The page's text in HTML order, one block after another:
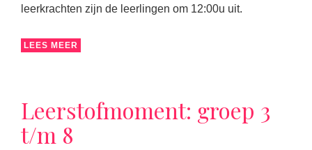
leerkrachten zijn de leerlingen om 12:00u uit.
LEES MEER
Leerstofmoment: groep 3
t/m 8